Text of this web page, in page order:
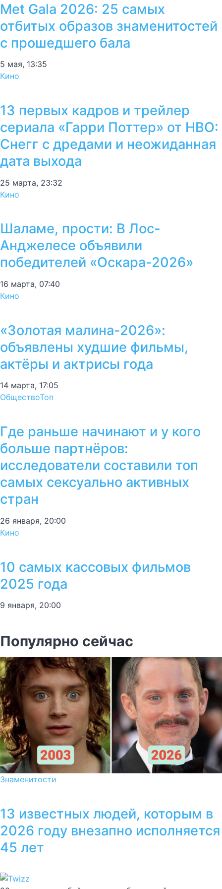
Met Gala 2026: 25 самых
отбитых образов знаменитостей
с прошедшего бала
5 мая, 13:35
Кино
13 первых кадров и трейлер
сериала «Гарри Поттер» от HBO:
Снегг с дредами и неожиданная
дата выхода
25 марта, 23:32
Кино
Шаламе, прости: В Лос-
Анджелесе объявили
победителей «Оскара-2026»
16 марта, 07:40
Кино
«Золотая малина-2026»:
объявлены худшие фильмы,
актёры и актрисы года
14 марта, 17:05
ОбществоТоп
Где раньше начинают и у кого
больше партнёров:
исследователи составили топ
самых сексуально активных
стран
26 января, 20:00
Кино
10 самых кассовых фильмов
2025 года
9 января, 20:00
Популярно сейчас
Знаменитости
13 известных людей, которым в
2026 году внезапно исполняется
45 лет